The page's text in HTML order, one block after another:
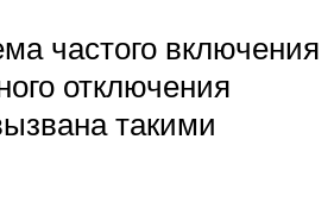
частого включения
отключения
такими